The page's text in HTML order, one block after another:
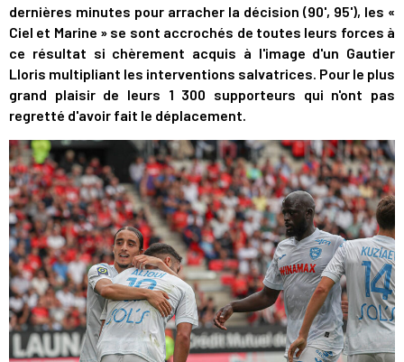
dernières minutes pour arracher la décision (90', 95'), les «
Ciel et Marine » se sont accrochés de toutes leurs forces à
ce résultat si chèrement acquis à l'image d'un Gautier
Lloris multipliant les interventions salvatrices. Pour le plus
grand plaisir de leurs 1 300 supporteurs qui n'ont pas
regretté d'avoir fait le déplacement.